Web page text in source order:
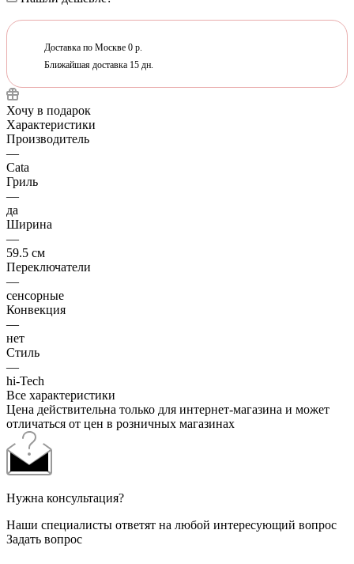
Доставка по Москве 0 р.
Ближайшая доставка 15 дн.
Хочу в подарок
Характеристики
Производитель
—
Cata
Гриль
—
да
Ширина
—
59.5 см
Переключатели
—
сенсорные
Конвекция
—
нет
Стиль
—
hi-Tech
Все характеристики
Цена действительна только для интернет-магазина и может
отличаться от цен в розничных магазинах
Нужна консультация?
Наши специалисты ответят на любой интересующий вопрос
Задать вопрос